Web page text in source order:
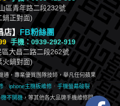
區青年路二段232號
鍋正對面)
店】FB粉絲團
手機：0939-292-919
大昌二路二段262號
火鍋對面)
通，專業優質團隊技師，舉凡任何蘋果
，iphone主機板維修 ，手機螢幕破裂 ，
機不開機，等其他各大品牌手機維修問